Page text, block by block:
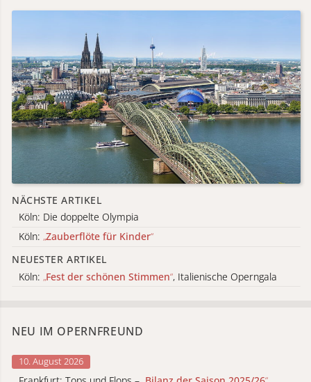
NÄCHSTE ARTIKEL
Köln: Die doppelte Olympia
Köln: „Zauberflöte für Kinder“
NEUESTER ARTIKEL
Köln: „Fest der schönen Stimmen“, Italienische Operngala
NEU IM OPERNFREUND
10. August 2026